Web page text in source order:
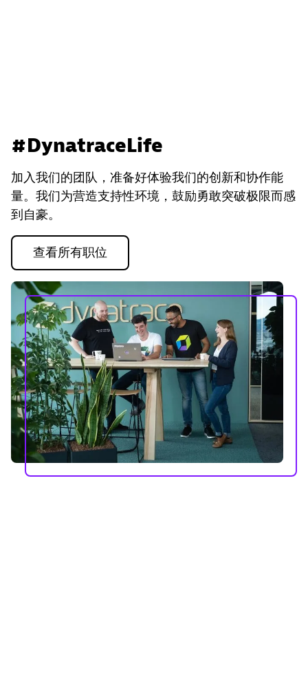
#DynatraceLife
加入我们的团队，准备好体验我们的创新和协作能
量。我们为营造支持性环境，鼓励勇敢突破极限而感
到自豪。
查看所有职位